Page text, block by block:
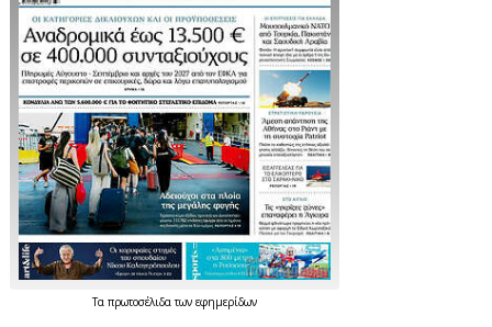
Τα πρωτοσέλιδατων εφημερίδων